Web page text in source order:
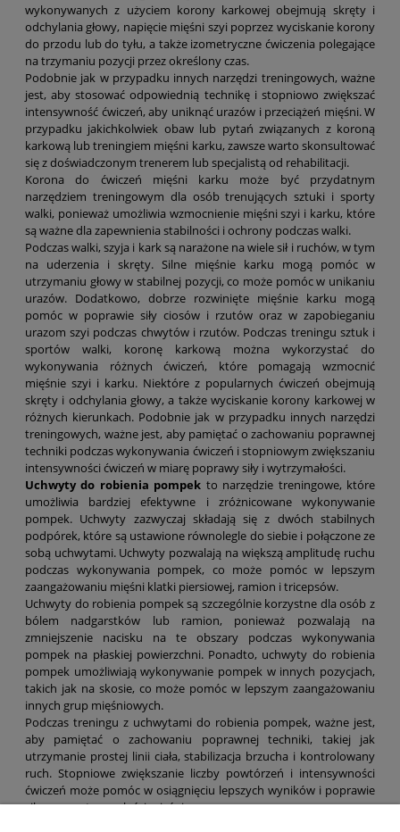
wykonywanych z użyciem korony karkowej obejmują skręty i
odchylania głowy, napięcie mięśni szyi poprzez wyciskanie korony
do przodu lub do tyłu, a także izometryczne ćwiczenia polegające
na trzymaniu pozycji przez określony czas.
Podobnie jak w przypadku innych narzędzi treningowych, ważne
jest, aby stosować odpowiednią technikę i stopniowo zwiększać
intensywność ćwiczeń, aby uniknąć urazów i przeciążeń mięśni. W
przypadku jakichkolwiek obaw lub pytań związanych z koroną
karkową lub treningiem mięśni karku, zawsze warto skonsultować
się z doświadczonym trenerem lub specjalistą od rehabilitacji.
Korona do ćwiczeń mięśni karku może być przydatnym
narzędziem treningowym dla osób trenujących sztuki i sporty
walki, ponieważ umożliwia wzmocnienie mięśni szyi i karku, które
są ważne dla zapewnienia stabilności i ochrony podczas walki.
Podczas walki, szyja i kark są narażone na wiele sił i ruchów, w tym
na uderzenia i skręty. Silne mięśnie karku mogą pomóc w
utrzymaniu głowy w stabilnej pozycji, co może pomóc w unikaniu
urazów. Dodatkowo, dobrze rozwinięte mięśnie karku mogą
pomóc w poprawie siły ciosów i rzutów oraz w zapobieganiu
urazom szyi podczas chwytów i rzutów. Podczas treningu sztuk i
sportów walki, koronę karkową można wykorzystać do
wykonywania różnych ćwiczeń, które pomagają wzmocnić
mięśnie szyi i karku. Niektóre z popularnych ćwiczeń obejmują
skręty i odchylania głowy, a także wyciskanie korony karkowej w
różnych kierunkach. Podobnie jak w przypadku innych narzędzi
treningowych, ważne jest, aby pamiętać o zachowaniu poprawnej
techniki podczas wykonywania ćwiczeń i stopniowym zwiększaniu
intensywności ćwiczeń w miarę poprawy siły i wytrzymałości.
Uchwyty do robienia pompek to narzędzie treningowe, które
umożliwia bardziej efektywne i zróżnicowane wykonywanie
pompek. Uchwyty zazwyczaj składają się z dwóch stabilnych
podpórek, które są ustawione równolegle do siebie i połączone ze
sobą uchwytami. Uchwyty pozwalają na większą amplitudę ruchu
podczas wykonywania pompek, co może pomóc w lepszym
zaangażowaniu mięśni klatki piersiowej, ramion i tricepsów.
Uchwyty do robienia pompek są szczególnie korzystne dla osób z
bólem nadgarstków lub ramion, ponieważ pozwalają na
zmniejszenie nacisku na te obszary podczas wykonywania
pompek na płaskiej powierzchni. Ponadto, uchwyty do robienia
pompek umożliwiają wykonywanie pompek w innych pozycjach,
takich jak na skosie, co może pomóc w lepszym zaangażowaniu
innych grup mięśniowych.
Podczas treningu z uchwytami do robienia pompek, ważne jest,
aby pamiętać o zachowaniu poprawnej techniki, takiej jak
utrzymanie prostej linii ciała, stabilizacja brzucha i kontrolowany
ruch. Stopniowe zwiększanie liczby powtórzeń i intensywności
ćwiczeń może pomóc w osiągnięciu lepszych wyników i poprawie
siły oraz wytrzymałości mięśni.